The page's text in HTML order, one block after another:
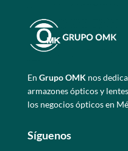
En Grupo OMKnos
armazones ópticos y
los negocios ópticos en
Síguenos